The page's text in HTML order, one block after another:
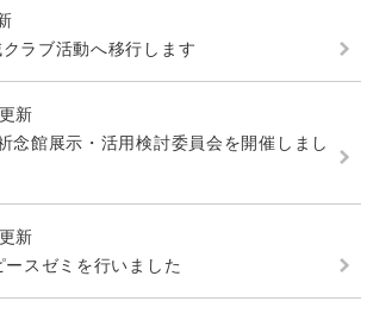
ラブ活動へ移行します
新
念館展示・活用検討委員会を開催しまし
新
スゼミを行いました